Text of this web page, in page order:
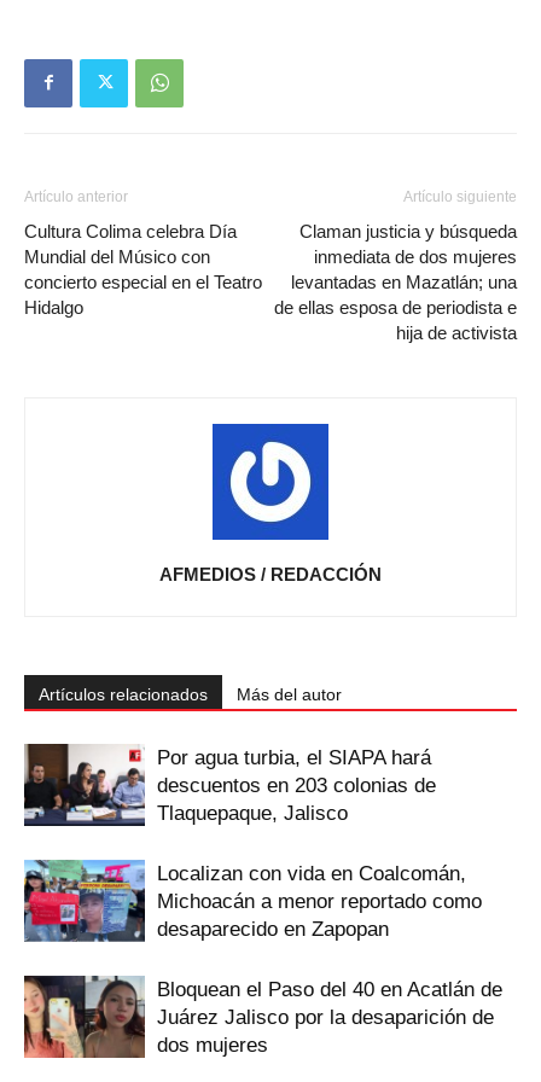
Artículo anterior
Cultura Colima celebra Día
Mundial del Músico con
concierto especial en el Teatro
Hidalgo
Artículo siguiente
Claman justicia y búsqueda
inmediata de dos mujeres
levantadas en Mazatlán; una
de ellas esposa de periodista e
hija de activista
AFMEDIOS / REDACCIÓN
Artículos relacionados Más del autor
Por agua turbia, el SIAPA hará
descuentos en 203 colonias de
Tlaquepaque, Jalisco
Localizan con vida en Coalcomán,
Michoacán a menor reportado como
desaparecido en Zapopan
Bloquean el Paso del 40 en Acatlán de
Juárez Jalisco por la desaparición de
dos mujeres